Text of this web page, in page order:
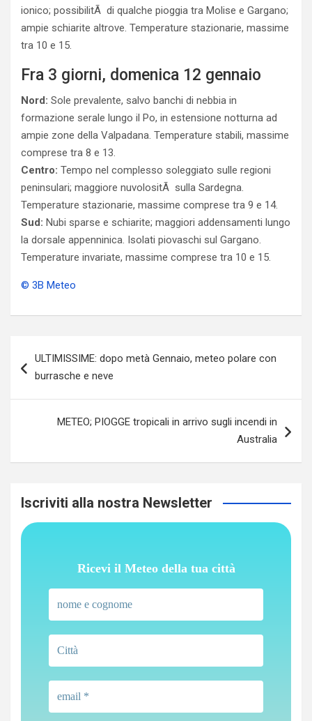
ionico; possibilitÃ di qualche pioggia tra Molise e Gargano;
ampie schiarite altrove. Temperature stazionarie, massime
tra 10 e 15.
Fra 3 giorni, domenica 12 gennaio
Nord: Sole prevalente, salvo banchi di nebbia in
formazione serale lungo il Po, in estensione notturna ad
ampie zone della Valpadana. Temperature stabili, massime
comprese tra 8 e 13.
Centro: Tempo nel complesso soleggiato sulle regioni
peninsulari; maggiore nuvolositÃ sulla Sardegna.
Temperature stazionarie, massime comprese tra 9 e 14.
Sud: Nubi sparse e schiarite; maggiori addensamenti lungo
la dorsale appenninica. Isolati piovaschi sul Gargano.
Temperature invariate, massime comprese tra 10 e 15.
© 3B Meteo
articoli
ULTIMISSIME: dopo metà Gennaio, meteo polare con
burrasche e neve
METEO; PIOGGE tropicali in arrivo sugli incendi in
Australia
Iscriviti alla nostra Newsletter
Ricevi il Meteo della tua città